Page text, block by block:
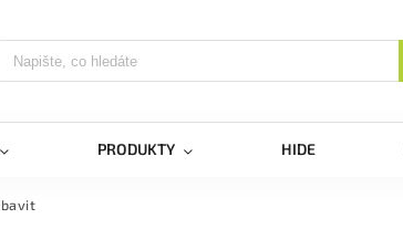
PRODUKTY HIDE